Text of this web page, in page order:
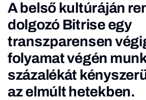
A belső kultúráján
dolgozó Bitrise egy
transzparensen
folyamat végén
százalékát
az elmúlt hetekben.